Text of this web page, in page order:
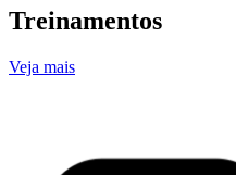
Treinamentos
Veja mais